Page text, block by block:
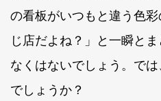
の看板がいつもと違う色
じ店だよね？」と一瞬と
なくはないでしょう。で
でしょうか？